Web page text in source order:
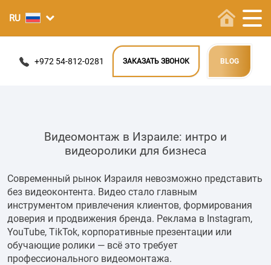
+972 54-812-0281 ЗАКАЗАТЬ ЗВОНОК BLOG
Видеомонтаж в Израиле: интро и
видеоролики для бизнеса
Современный рынок Израиля невозможно представить
без видеоконтента. Видео стало главным
инструментом привлечения клиентов, формирования
доверия и продвижения бренда. Реклама в Instagram,
YouTube, TikTok, корпоративные презентации или
обучающие ролики — всё это требует
профессионального видеомонтажа.